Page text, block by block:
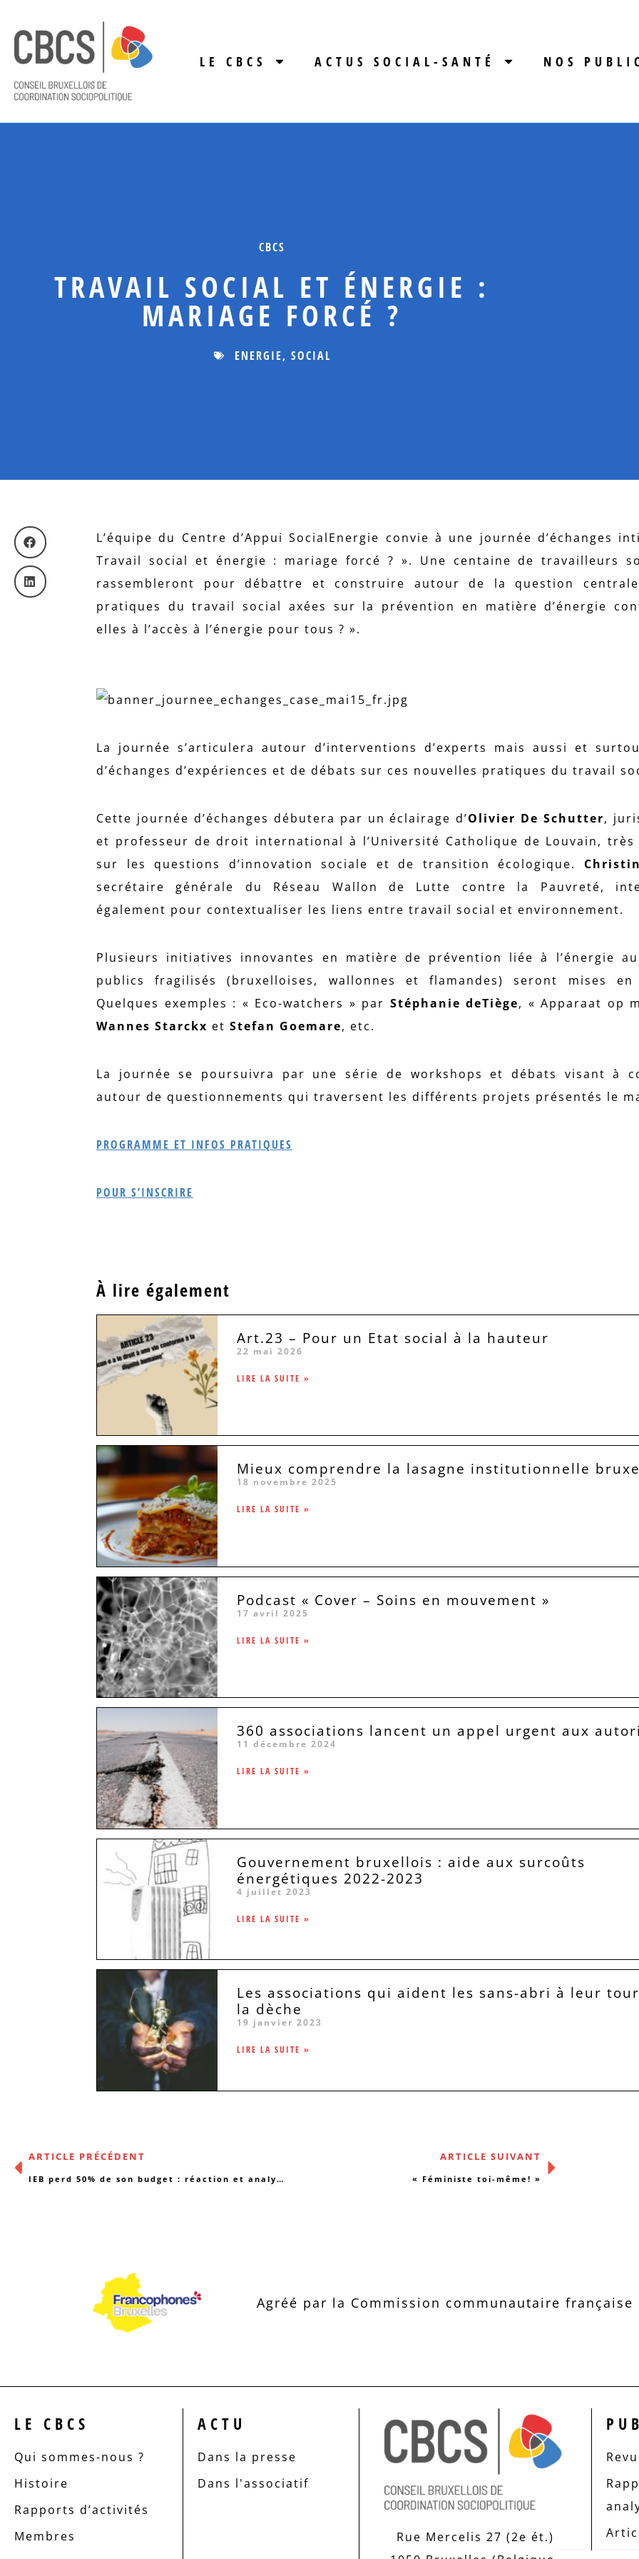
LE CBCS ACTUS SOCIAL-SANTÉ NOS
CBCS
TRAVAIL SOCIAL ET ÉNERGIE :
MARIAGE FORCÉ ?
ENERGIE, SOCIAL
L’équipe du Centre d’Appui SocialEnergie convie à une journée d’échanges
Travail social et énergie : mariage forcé ? ». Une centaine de travailleurs
rassembleront pour débattre et construire autour de la question
pratiques du travail social axées sur la prévention en matière d’énergie
elles à l’accès à l’énergie pour tous ? ».
La journée s’articulera autour d’interventions d’experts mais aussi et
d’échanges d’expériences et de débats sur ces nouvelles pratiques du travail
Cette journée d’échanges débutera par un éclairage d’Olivier De Schutter,
et professeur de droit international à l’Université Catholique de Louvain,
sur les questions d’innovation sociale et de transition écologique.
secrétaire générale du Réseau Wallon de Lutte contre la Pauvreté,
également pour contextualiser les liens entre travail social et environnement.
Plusieurs initiatives innovantes en matière de prévention liée à l’énergie
publics fragilisés (bruxelloises, wallonnes et flamandes) seront mises en
Quelques exemples : « Eco-watchers » par Stéphanie deTiège, « Apparaat op
Wannes Starckx et Stefan Goemare, etc.
La journée se poursuivra par une série de workshops et débats visant à
autour de questionnements qui traversent les différents projets présentés le
PROGRAMME ET INFOS PRATIQUES
POUR S’INSCRIRE
À lire également
Art.23 – Pour un Etat social à la hauteur
22 mai 2026
LIRE LA SUITE »
Mieux comprendre la lasagne institutionnelle
18 novembre 2025
LIRE LA SUITE »
Podcast « Cover – Soins en mouvement »
17 avril 2025
LIRE LA SUITE »
360 associations lancent un appel urgent aux
11 décembre 2024
LIRE LA SUITE »
Gouvernement bruxellois : aide aux surcoûts
énergétiques 2022-2023
4 juillet 2023
LIRE LA SUITE »
Les associations qui aident les sans-abri à leur
la dèche
19 janvier 2023
LIRE LA SUITE »
ARTICLE PRÉCÉDENT
IEB perd 50% de son budget : réaction et analyse
ARTICLE SUIVANT
« Féministe toi-même! »
Agréé par la Commission communautaire
LE CBCS
Qui sommes-nous ?
Histoire
Rapports d’activités
Membres
ACTU
Dans la presse
Dans l'associatif
Rue Mercelis 27 (2e ét.)